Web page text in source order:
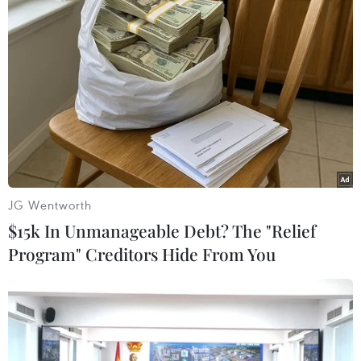
Tuần lễ Phòng chống khủng bố của Liên hợp
quốc được thực hiện theo sáng kiến của Văn
phòng Chống khủng bố của Liên hợp quốc
(UNOCT). Trong khuôn khổ Tuần lễ diễn ra từ
ngày 6-10/7 đã có hơn 10 phiên đối thoại và hội
thảo được tổ chức dưới hình thức trực tuyến với
sự tham gia của hơn 1.000 đại diện các chính
phủ, tổ chức quốc tế, học giả, tổ chức phi chính
phủ và các cơ quan báo chí.
Các nội dung được thảo luận chủ yếu tập trung
vào vai trò của Liên hợp quốc và chủ nghĩa đa
phương, mối liên hệ giữa COVID-19 và chương
trình nghị sự phòng chống khủng bố, các hình
thái mới của chủ nghĩa khủng bố, các nạn nhân
của chủ nghĩa khủng bố, vấn đề chiến binh
khủng bố nước ngoài, nhân quyền trong chống
JG Wentworth
$15k In Unmanageable Debt? The "Relief
Program" Creditors Hide From You